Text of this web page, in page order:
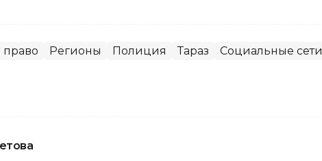
право Регионы Полиция Тараз Социальные сети